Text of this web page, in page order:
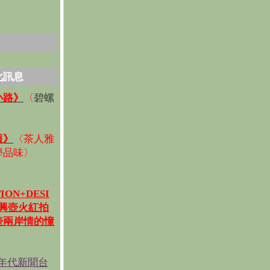
訊息
》 〈碧螺
〈茶人雅
味〉
壺火紅拍
岸情的憧
代新聞台